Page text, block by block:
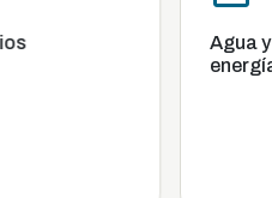
Agua y
energía